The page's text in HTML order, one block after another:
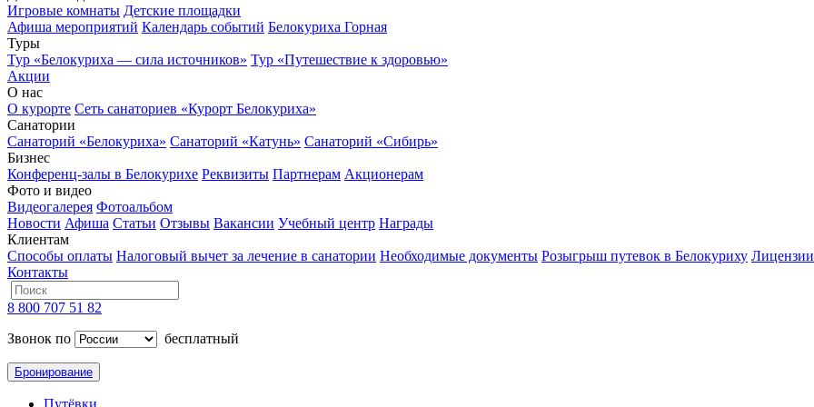
Игровые комнаты Детские площадки
Афиша мероприятий Календарь событий Белокуриха Горная
Туры
Тур «Белокуриха — сила источников» Тур «Путешествие к здоровью»
Акции
О нас
О курорте Сеть санаториев «Курорт Белокуриха»
Санатории
Санаторий «Белокуриха» Санаторий «Катунь» Санаторий «Сибирь»
Бизнес
Конференц-залы в Белокурихе Реквизиты Партнерам Акционерам
Фото и видео
Видеогалерея Фотоальбом
Новости Афиша Статьи Отзывы Вакансии Учебный центр Награды
Клиентам
Способы оплаты Налоговый вычет за лечение в санатории Необходимые документы Розыгрыш путевок в Белокуриху
Контакты
8 800 707 51 82
Звонок по
бесплатный
Бронирование
Путёвки